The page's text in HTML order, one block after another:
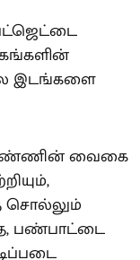
இடங்களை
மண்ணின் வைகை
சொல்லும்
பண்பாட்டை